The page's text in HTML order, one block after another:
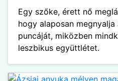
Egy szőke, érett nő
hogy alaposan megnyalja
puncáját, miközben
leszbikus együttlétet.